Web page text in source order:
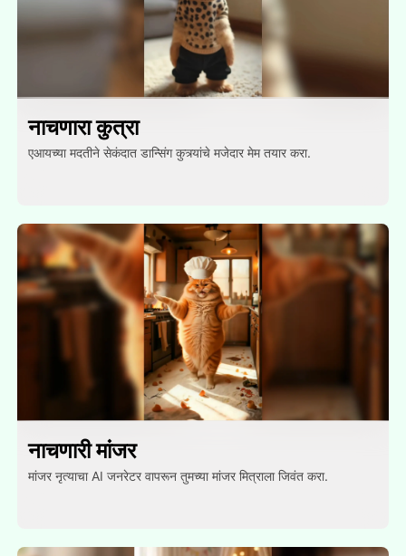
नाचणारा कुत्रा
एआयच्या मदतीने सेकंदात डान्सिंग कुत्र्यांचे मजेदार मेम तयार करा.
नाचणारी मांजर
मांजर नृत्याचा AI जनरेटर वापरून तुमच्या मांजर मित्राला जिवंत करा.